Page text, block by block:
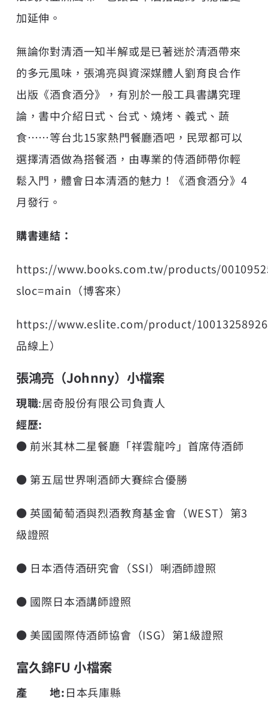
加延伸。
無論你對清酒一知半解或是已著迷於清酒帶來
的多元風味，張鴻亮與資深媒體人劉育良合作
出版《酒食酒分》，有別於一般工具書講究理
論，書中介紹日式、台式、燒烤、義式、蔬
食⋯⋯等台北15家熱門餐廳酒吧，民眾都可以
選擇清酒做為搭餐酒，由專業的侍酒師帶你輕
鬆入門，體會日本清酒的魅力！《酒食酒分》4
月發行。
購書連結：
https://www.books.com.tw/products/
sloc=main （博客來）
https://www.eslite.com/product/
品線上）
張鴻亮（Johnny）小檔案
現職:居奇股份有限公司負責人
經歷:
● 前米其林二星餐廳「祥雲龍吟」首席侍酒師
● 第五屆世界唎酒師大賽綜合優勝
● 英國葡萄酒與烈酒教育基金會（WEST）第3
級證照
● 日本酒侍酒研究會（SSI）唎酒師證照
● 國際日本酒講師證照
● 美國國際侍酒師協會（ISG）第1級證照
富久錦FU 小檔案
產 地:日本兵庫縣